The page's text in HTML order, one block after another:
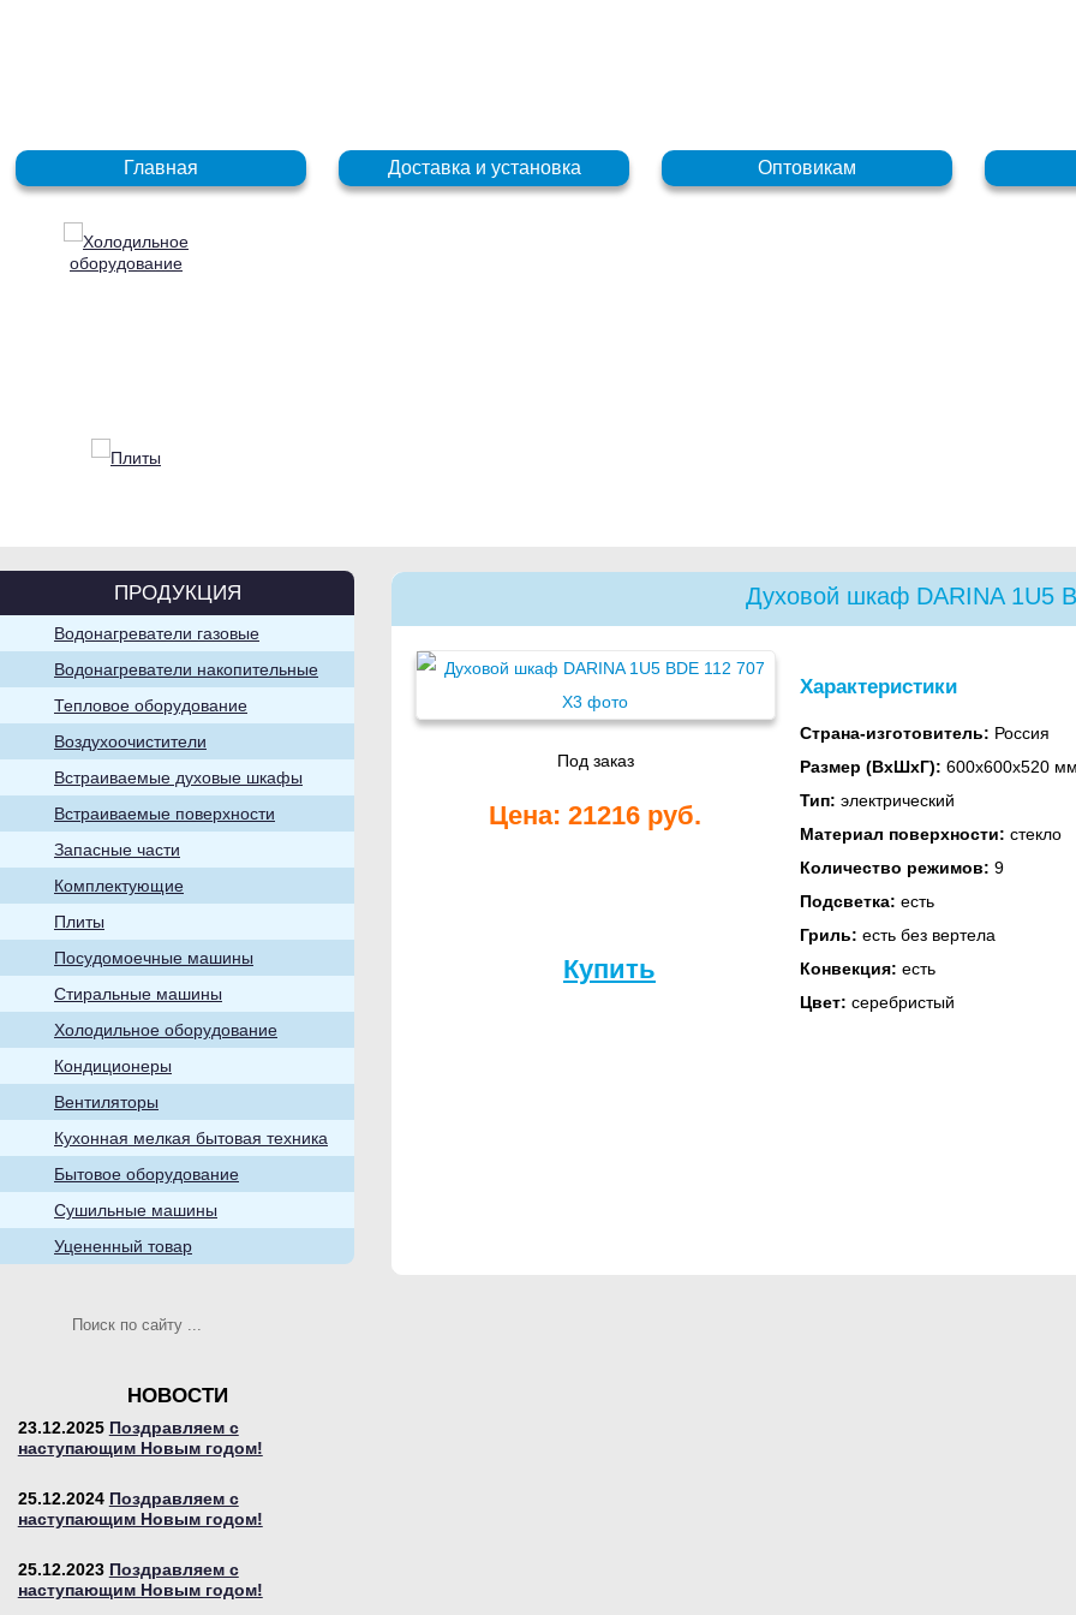
Главная Доставка и установка Оптовикам
Холодильное
оборудование
Плиты
Стиральные
машины
Посудомоечные
Встраиваемые
духовые шкафы
Встраиваемые
газовые
Духовой шкаф DARINA 1U5
Под заказ
Цена: 21216 руб.
Купить
Характеристики
Страна-изготовитель: Россия
Размер (ВхШхГ): 600х600х520 мм
Тип: электрический
Материал поверхности: стекло
Количество режимов: 9
Подсветка: есть
Гриль: есть без вертела
Конвекция: есть
Цвет: серебристый
ПРОДУКЦИЯ
Водонагреватели газовые
Водонагреватели накопительные
Тепловое оборудование
Воздухоочистители
Встраиваемые духовые шкафы
Встраиваемые поверхности
Запасные части
Комплектующие
Плиты
Посудомоечные машины
Стиральные машины
Холодильное оборудование
Кондиционеры
Вентиляторы
Кухонная мелкая бытовая техника
Бытовое оборудование
Сушильные машины
Уцененный товар
НОВОСТИ
23.12.2025 Поздравляем с
наступающим Новым годом!
25.12.2024 Поздравляем с
наступающим Новым годом!
25.12.2023 Поздравляем с
наступающим Новым годом!